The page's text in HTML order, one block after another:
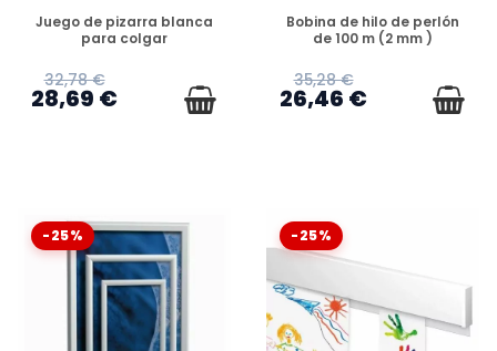
DISPONIBLE
Juego de pizarra blanca
para colgar
32,78 €
28,69 €
DISPONIBLE
Bobina de hilo de perlón
de 100 m (2 mm )
35,28 €
26,46 €
-25% -25%